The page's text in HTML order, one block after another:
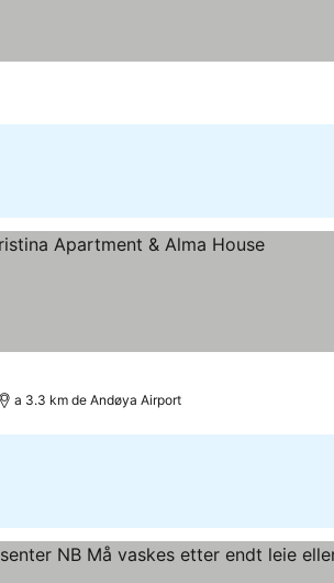
a 3.3 km de Andøya Airport